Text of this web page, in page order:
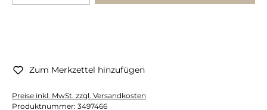
Zum Merkzettel hinzufügen
Preise inkl. MwSt. zzgl. Versandkosten
Produktnummer: 3497466